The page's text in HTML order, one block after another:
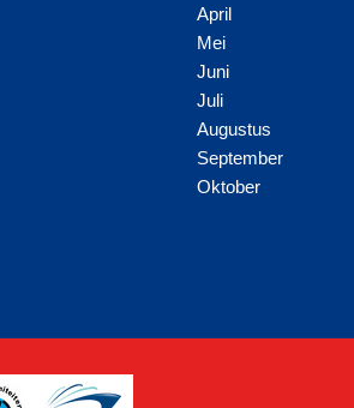
April
Mei
Juni
Juli
Augustus
September
Oktober